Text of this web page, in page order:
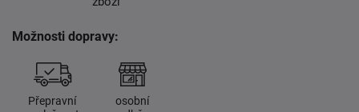
Možnosti dopravy:
Přepravní
osobní